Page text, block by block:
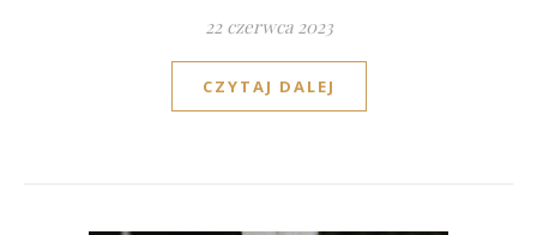
22 czerwca 2023
CZYTAJ DALEJ